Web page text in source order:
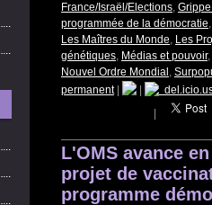
France/Israël/Elections,
programmée de la démocratie
Les Maîtres du Monde, Les
génétiques, Médias et pouvoir,
Nouvel Ordre Mondial ,
permanent|
L'OMS avance
projet de
programme